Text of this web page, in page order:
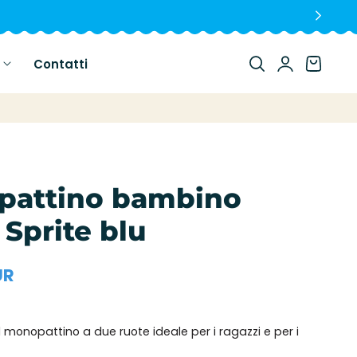
Contatti Login Carrello
bambino
blu
monopattino a due ruote ideale per i ragazzi e per i